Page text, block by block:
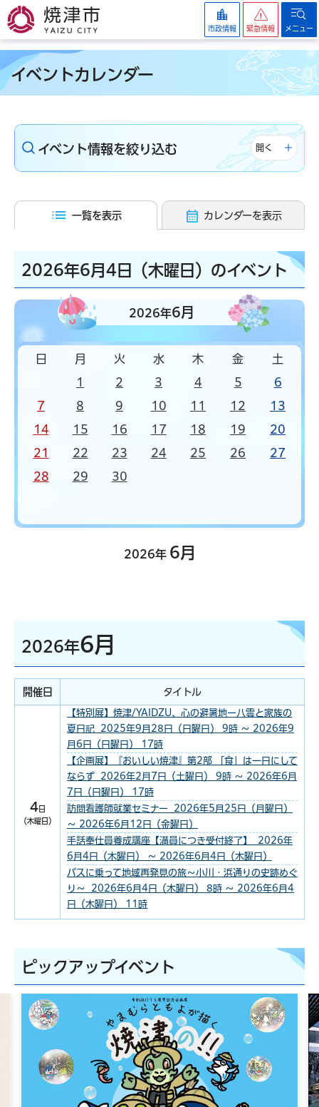
焼津市
市政情報 緊急情報 メニュー
イベントカレンダー
イベント情報を絞り込む 開く
一覧を表示 カレンダーを表示
2026年6月4日（木曜日）のイベント
2026年6月
日 月 火 水 木 金 土
1 2 3 4 5 6
7 8 9 10 11 12 13
14 15 16 17 18 19 20
21 22 23 24 25 26 27
28 29 30
2026年 6月
2026年6月
開催日 タイトル
4日
（木曜日）
【特別展】焼津/YAIDZU、心の避暑地ー八雲と家族の
夏日記 2025年9月28日（日曜日） 9時 ～ 2026年9
月6日（日曜日） 17時
【企画展】『おいしい焼津』第2部 「食」は一日にして
ならず 2026年2月7日（土曜日） 9時 ～ 2026年6月
7日（日曜日） 17時
訪問看護師就業セミナー 2026年5月25日（月曜日）
～ 2026年6月12日（金曜日）
手話奉仕員養成講座【満員につき受付終了】 2026年
6月4日（木曜日） ～ 2026年6月4日（木曜日）
バスに乗って地域再発見の旅～小川・浜通りの史跡めぐ
り～ 2026年6月4日（木曜日） 8時 ～ 2026年6月4
日（木曜日） 11時
ピックアップイベント